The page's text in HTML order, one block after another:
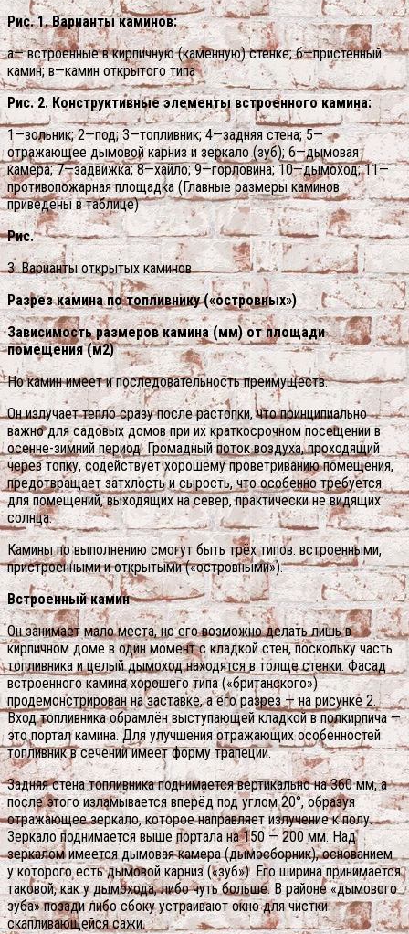
Рис. 1. Варианты каминов:
а— встроенные в кирпичную (каменную) стенке; б—пристенный
камин; в—камин открытого типа
Рис. 2. Конструктивные элементы встроенного камина:
1—зольник; 2—под; 3—топливник; 4—задняя стена; 5—
отражающее дымовой карниз и зеркало (зуб); 6—дымовая
камера; 7—задвижка; 8—хайло; 9—горловина; 10—дымоход; 11—
противопожарная площадка (Главные размеры каминов
приведены в таблице)
Рис.
3. Варианты открытых каминов
Разрез камина по топливнику («островных»)
Зависимость размеров камина (мм) от площади
помещения (м2)
Но камин имеет и последовательность преимуществ.
Он излучает тепло сразу после растопки, что принципиально
важно для садовых домов при их краткосрочном посещении в
осенне-зимний период. Громадный поток воздуха, проходящий
через топку, содействует хорошему проветриванию помещения,
предотвращает затхлость и сырость, что особенно требуется
для помещений, выходящих на север, практически не видящих
солнца.
Камины по выполнению смогут быть трёх типов: встроенными,
пристроенными и открытыми («островными»).
Встроенный камин
Он занимает мало места, но его возможно делать лишь в
кирпичном доме в один момент с кладкой стен, поскольку часть
топливника и целый дымоход находятся в толще стенки. Фасад
встроенного камина хорошего типа («британского»)
продемонстрирован на заставке, а его разрез — на рисунке 2.
Вход топливника обрамлён выступающей кладкой в полкирпича —
это портал камина. Для улучшения отражающих особенностей
топливник в сечении имеет форму трапеции.
Задняя стена топливника поднимается вертикально на 360 мм, а
после этого изламывается вперёд под углом 20°, образуя
отражающее зеркало, которое направляет излучение к полу.
Зеркало поднимается выше портала на 150 — 200 мм. Над
зеркалом имеется дымовая камера (дымосборник), основанием
у которого есть дымовой карниз («зуб»). Его ширина принимается
таковой, как у дымохода, либо чуть больше. В районе «дымового
зуба» позади либо сбоку устраивают окно для чистки
скапливающейся сажи.